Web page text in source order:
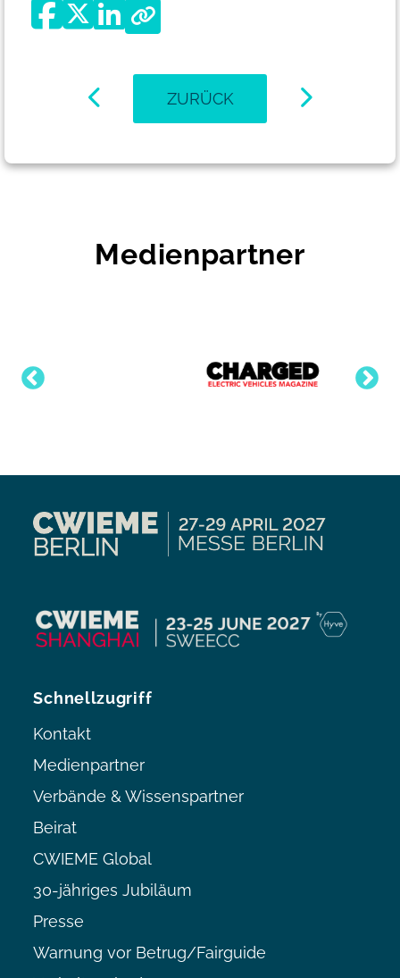
ZURÜCK
Medienpartner
Schnellzugriff
Kontakt
Medienpartner
Verbände & Wissenspartner
Beirat
CWIEME Global
30-jähriges Jubiläum
Presse
Warnung vor Betrug/Fairguide